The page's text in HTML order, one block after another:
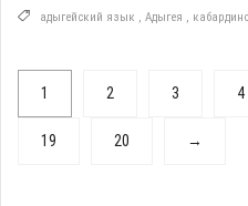
адыгейский язык , Адыгея ,
1 2 3 4
19 20 →